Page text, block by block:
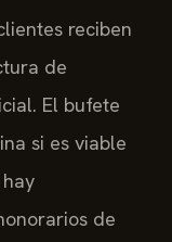
reciben
de
El bufete
si es viable
de